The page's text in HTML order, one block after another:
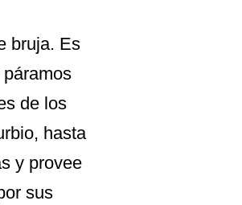
bruja. Es
de los
hasta
y provee
sus